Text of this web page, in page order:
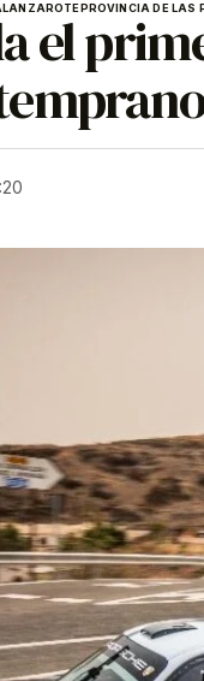
LANZAROTEPROVINCIA DE LAS
el